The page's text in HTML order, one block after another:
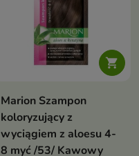

Marion Szampon
koloryzujący z
wyciągiem z aloesu 4-
8 myć /53/ Kawowy